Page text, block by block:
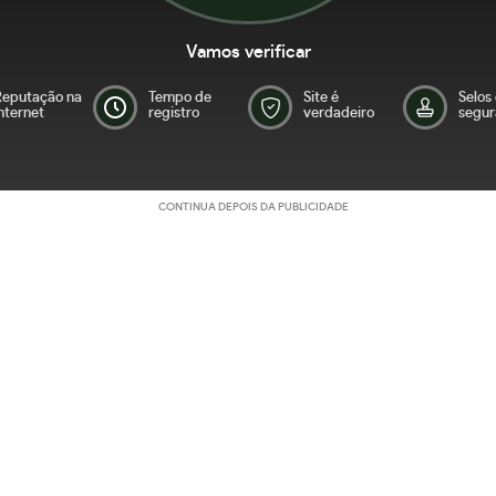
Vamos verificar
na
Tempo de
registro
Site é
verdadeiro
Selos
CONTINUA DEPOIS DA PUBLICIDADE